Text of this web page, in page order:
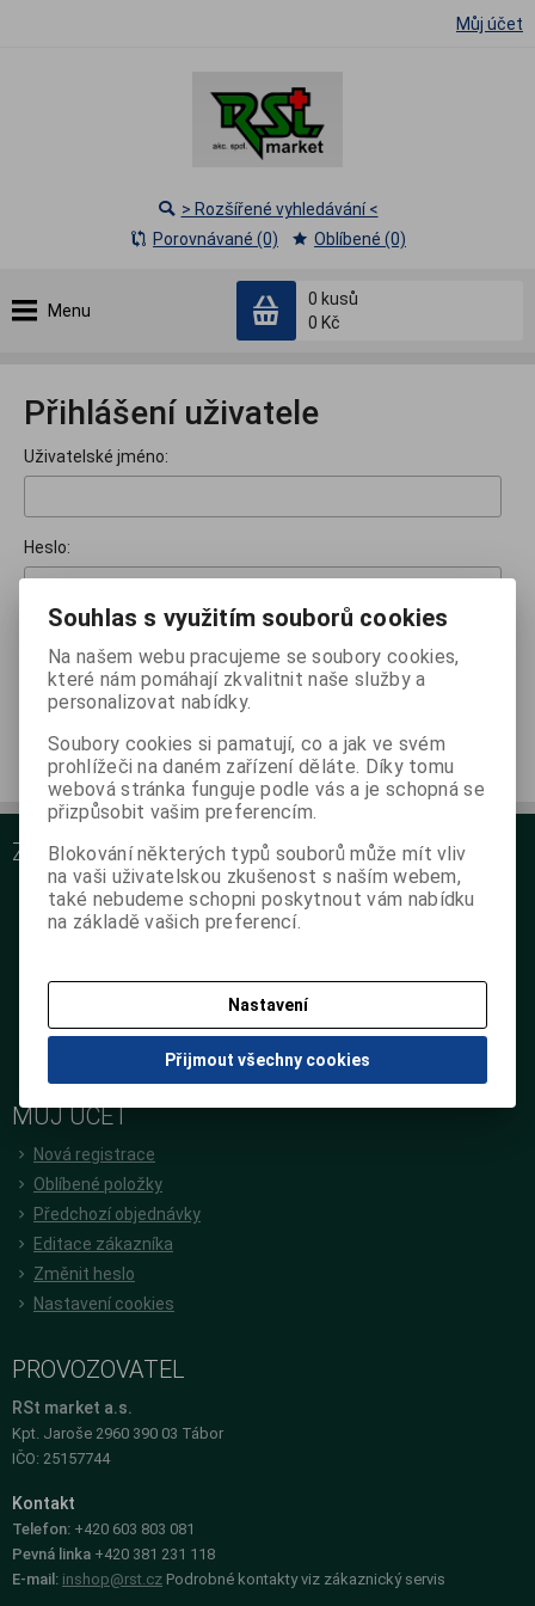
Můj účet
Menu
0 kusů
0 Kč
> Rozšířené vyhledávání <
Porovnávané (0)
Oblíbené (0)
Přihlášení uživatele
Uživatelské jméno:
Heslo:
Zapomněl(a) jsem heslo
Přihlásit
Nemáte ještě účet?Nová registrace
ZÁKAZNICKÝ SERVIS
O nás
Podrobné kontakty
Reklamační podmínky
GDPR
Zpětný odběr použitých výrobků
MŮJ ÚČET
Nová registrace
Oblíbené položky
Předchozí objednávky
Editace zákazníka
Změnit heslo
Nastavení cookies
PROVOZOVATEL
RSt market a.s.
Kpt. Jaroše 2960 390 03 Tábor
IČO: 25157744
Kontakt
Telefon: +420 603 803 081
Pevná linka +420 381 231 118
E-mail: inshop@rst.cz Podrobné kontakty viz zákaznický servis
Souhlas s využitím souborů cookies
Na našem webu pracujeme se soubory cookies,
které nám pomáhají zkvalitnit naše služby a
personalizovat nabídky.
Soubory cookies si pamatují, co a jak ve svém
prohlížeči na daném zařízení děláte. Díky tomu
webová stránka funguje podle vás a je schopná se
přizpůsobit vašim preferencím.
Blokování některých typů souborů může mít vliv
na vaši uživatelskou zkušenost s naším webem,
také nebudeme schopni poskytnout vám nabídku
na základě vašich preferencí.
Nastavení
Přijmout všechny cookies